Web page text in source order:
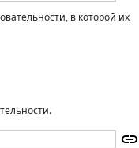
в которой их